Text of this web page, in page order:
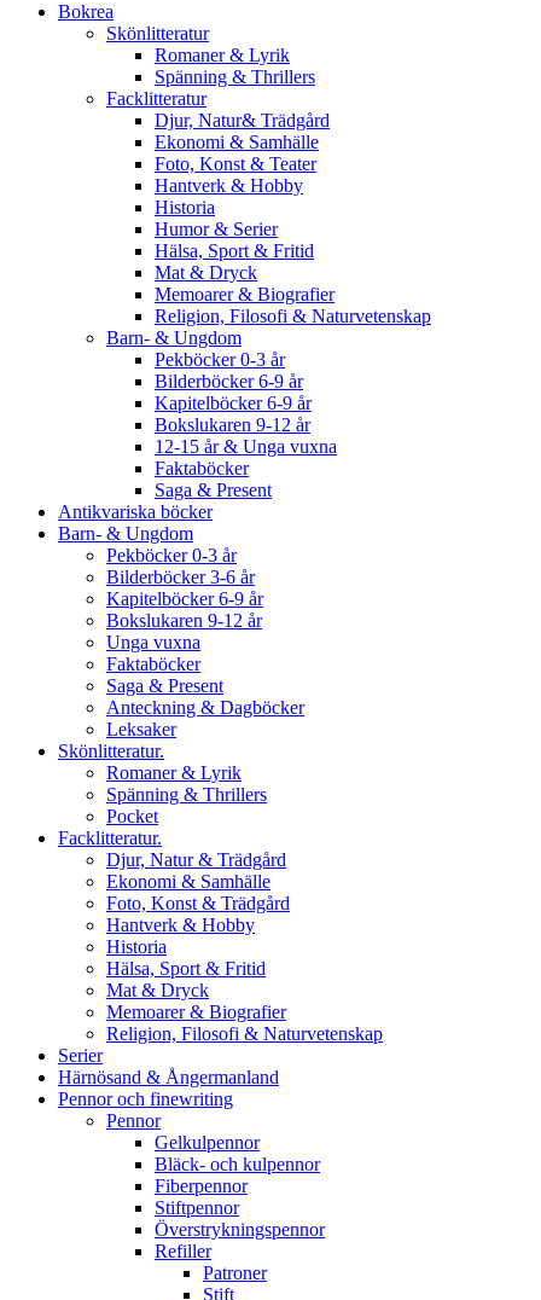
Bokrea
Skönlitteratur
Romaner & Lyrik
Spänning & Thrillers
Facklitteratur
Djur, Natur& Trädgård
Ekonomi & Samhälle
Foto, Konst & Teater
Hantverk & Hobby
Historia
Humor & Serier
Hälsa, Sport & Fritid
Mat & Dryck
Memoarer & Biografier
Religion, Filosofi & Naturvetenskap
Barn- & Ungdom
Pekböcker 0-3 år
Bilderböcker 6-9 år
Kapitelböcker 6-9 år
Bokslukaren 9-12 år
12-15 år & Unga vuxna
Faktaböcker
Saga & Present
Antikvariska böcker
Barn- & Ungdom
Pekböcker 0-3 år
Bilderböcker 3-6 år
Kapitelböcker 6-9 år
Bokslukaren 9-12 år
Unga vuxna
Faktaböcker
Saga & Present
Anteckning & Dagböcker
Leksaker
Skönlitteratur.
Romaner & Lyrik
Spänning & Thrillers
Pocket
Facklitteratur.
Djur, Natur & Trädgård
Ekonomi & Samhälle
Foto, Konst & Trädgård
Hantverk & Hobby
Historia
Hälsa, Sport & Fritid
Mat & Dryck
Memoarer & Biografier
Religion, Filosofi & Naturvetenskap
Serier
Härnösand & Ångermanland
Pennor och finewriting
Pennor
Gelkulpennor
Bläck- och kulpennor
Fiberpennor
Stiftpennor
Överstrykningspennor
Refiller
Patroner
Stift